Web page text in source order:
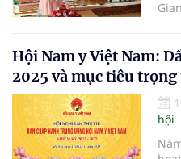
Hội Nam y Việt Nam:
2025 và mục tiêu
hội